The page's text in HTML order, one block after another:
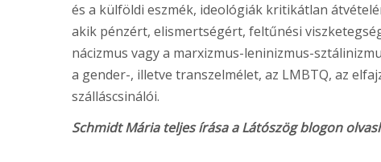
és a külföldi eszmék, ideológiák kritikátlan
akik pénzért, elismertségért, feltűnési
nácizmus vagy a marxizmus-leninizmus-
a gender-, illetve transzelmélet, az LMBTQ, az
szálláscsinálói.
Schmidt Mária teljes írása a Látószög blogon